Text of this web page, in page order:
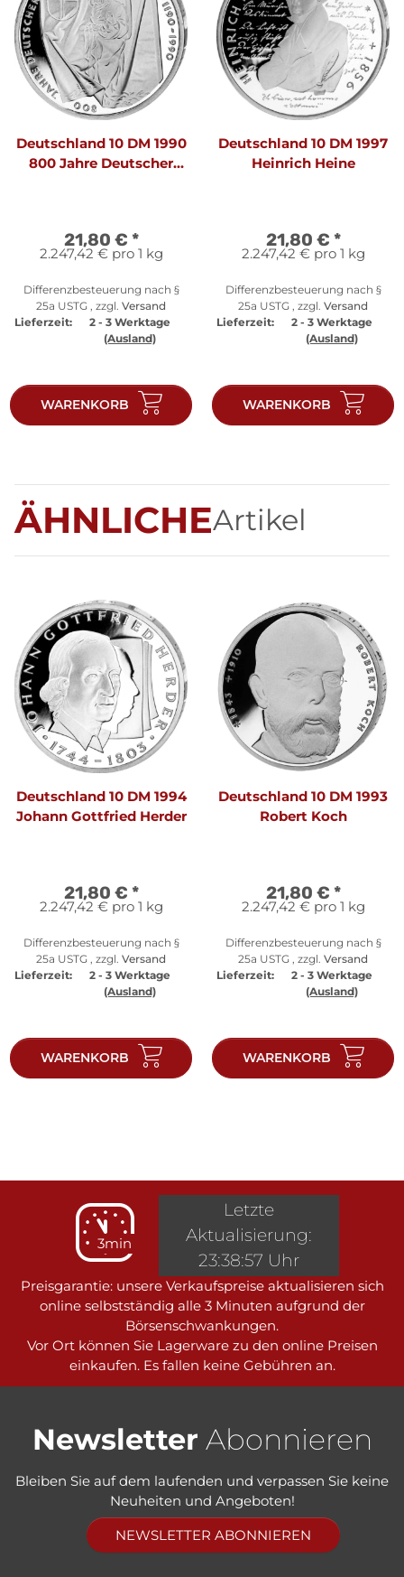
Deutschland 10 DM 1990
800 Jahre Deutscher
21,80 € *
2.247,42 € pro 1 kg
Differenzbesteuerung nach §
25a USTG , zzgl. Versand
Lieferzeit:
2 - 3 Werktage
(Ausland)
WARENKORB
Deutschland 10 DM 1997
Heinrich Heine
21,80 € *
2.247,42 € pro 1 kg
Differenzbesteuerung nach §
25a USTG , zzgl. Versand
Lieferzeit:
2 - 3 Werktage
(Ausland)
WARENKORB
ÄHNLICHEArtikel
Deutschland 10 DM 1994
Johann Gottfried Herder
21,80 € *
2.247,42 € pro 1 kg
Differenzbesteuerung nach §
25a USTG , zzgl. Versand
Lieferzeit:
2 - 3 Werktage
(Ausland)
WARENKORB
Deutschland 10 DM 1993
Robert Koch
21,80 € *
2.247,42 € pro 1 kg
Differenzbesteuerung nach §
25a USTG , zzgl. Versand
Lieferzeit:
2 - 3 Werktage
(Ausland)
WARENKORB
3min
Preisgarantie: unsere Verkaufspreise aktualisieren sich
online selbstständig alle 3 Minuten aufgrund der
Börsenschwankungen.
Vor Ort können Sie Lagerware zu den online Preisen
einkaufen. Es fallen keine Gebühren an.
Letzte
Aktualisierung:
23:38:57 Uhr
Newsletter Abonnieren
Bleiben Sie auf dem laufenden und verpassen Sie keine
Neuheiten und Angeboten!
NEWSLETTER ABONNIEREN